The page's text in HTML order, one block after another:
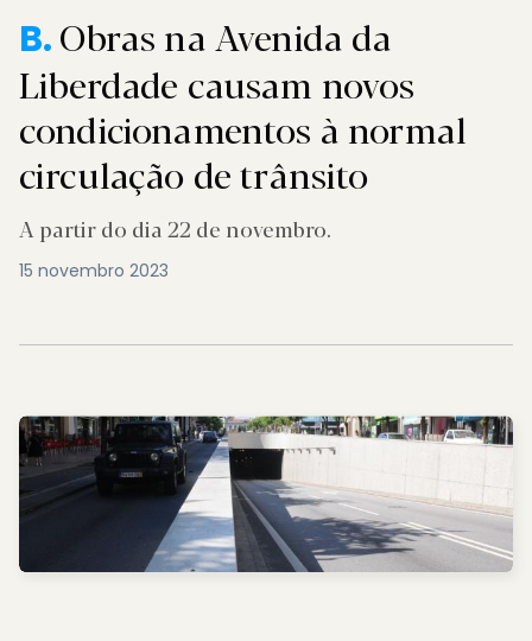
B.Obras na Avenida da
Liberdade causam novos
condicionamentos à normal
circulação de trânsito
A partir do dia 22 de novembro.
15 novembro 2023